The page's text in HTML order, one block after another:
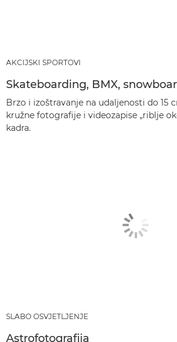
AKCIJSKI SPORTOVI
Skateboarding, BMX,
Brzo i izoštravanje na udaljenosti do 15
kružne fotografije i videozapise „riblje
kadra.
SLABO OSVJETLJENJE
Astrofotografija